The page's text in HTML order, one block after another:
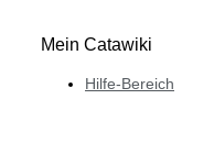
Mein Catawiki
Hilfe-Bereich